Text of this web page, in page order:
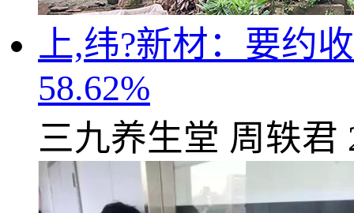
上,纬?新材：要约
58.62%
三九养生堂 周轶君